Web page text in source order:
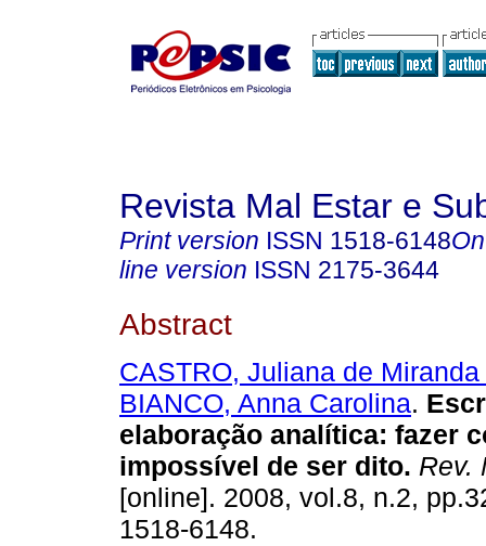
Revista Mal Estar e
Print version ISSN 1518-6148
line version ISSN 2175-3644
Abstract
CASTRO, Juliana de Miranda
BIANCO, Anna Carolina.
elaboração analítica: fazer
impossível de ser dito. Rev.
[online]. 2008, vol.8, n.2,
1518-6148.